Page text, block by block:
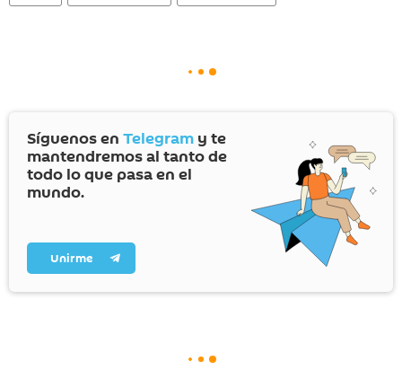
Síguenos en Telegram y te
mantendremos al tanto de
todo lo que pasa en el
mundo.
Unirme